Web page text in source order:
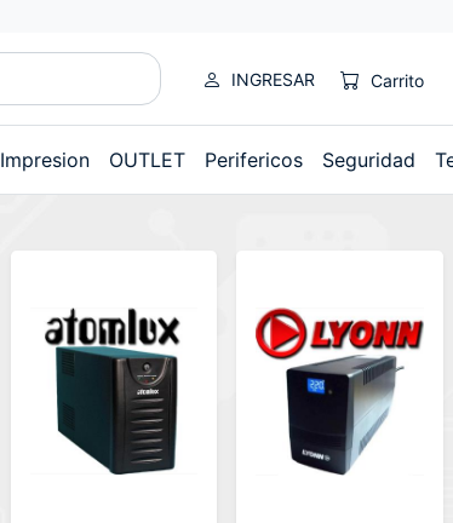
INGRESAR Carrito
Impresion OUTLET Perifericos Seguridad